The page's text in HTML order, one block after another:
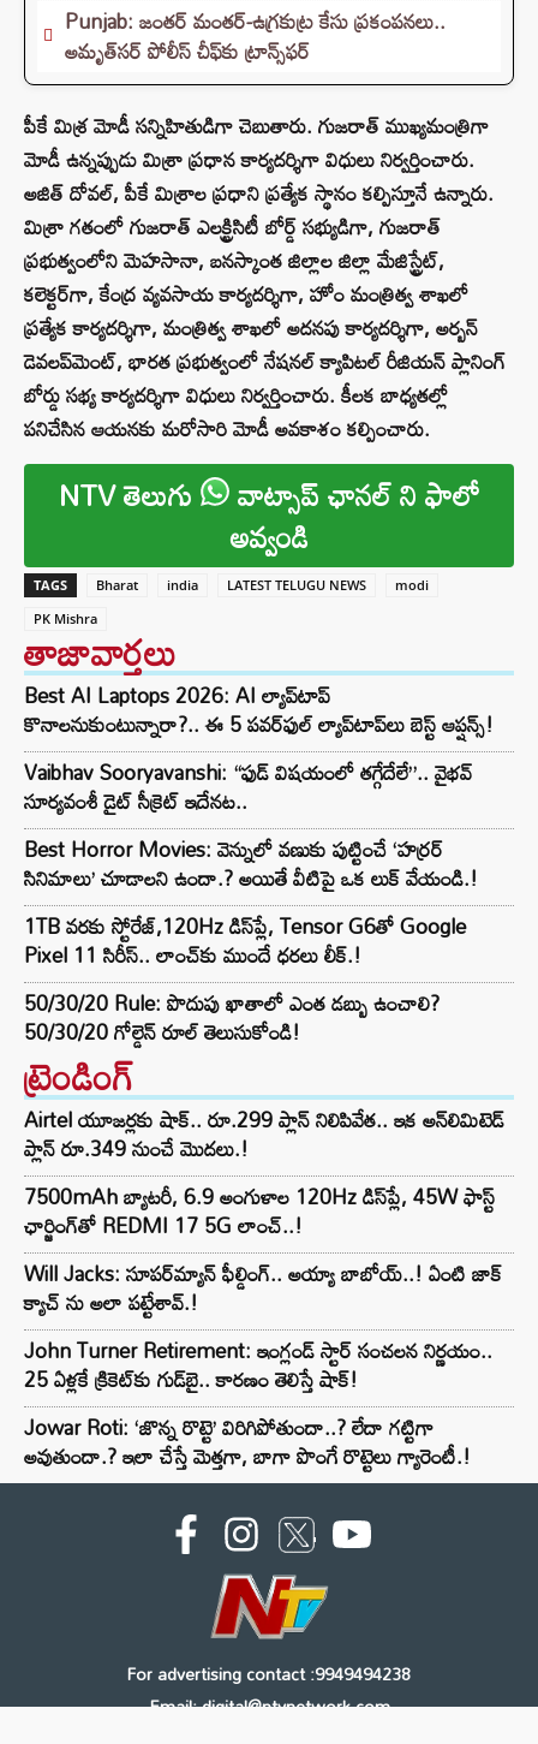
Punjab: జంతర్ మంతర్-ఉగ్రకుట్ర కేసు ప్రకంపనలు..
అమృత్‌సర్ పోలీస్ చీఫ్‌కు ట్రాన్స్‌ఫర్
పీకే మిశ్ర మోడీ సన్నిహితుడిగా చెబుతారు. గుజరాత్ ముఖ్యమంత్రిగా
మోడీ ఉన్నప్పుడు మిశ్రా ప్రధాన కార్యదర్శిగా విధులు నిర్వర్తించారు.
అజిత్ దోవల్, పీకే మిశ్రాల ప్రధాని ప్రత్యేక స్థానం కల్పిస్తూనే ఉన్నారు.
మిశ్రా గతంలో గుజరాత్ ఎలక్ట్రిసిటీ బోర్డ్ సభ్యుడిగా, గుజరాత్
ప్రభుత్వంలోని మెహసానా, బనస్కాంత జిల్లాల జిల్లా మేజిస్ట్రేట్,
కలెక్టర్‌గా, కేంద్ర వ్యవసాయ కార్యదర్శిగా, హోం మంత్రిత్వ శాఖలో
ప్రత్యేక కార్యదర్శిగా, మంత్రిత్వ శాఖలో అదనపు కార్యదర్శిగా, అర్బన్
డెవలప్‌మెంట్, భారత ప్రభుత్వంలో నేషనల్ క్యాపిటల్ రీజియన్ ప్లానింగ్
బోర్డు సభ్య కార్యదర్శిగా విధులు నిర్వర్తించారు. కీలక బాధ్యతల్లో
పనిచేసిన ఆయనకు మరోసారి మోడీ అవకాశం కల్పించారు.
NTV తెలుగు వాట్సాప్ ఛానల్ ని ఫాలో
అవ్వండి
TAGS Bharat india LATEST TELUGU NEWS
modi
PK Mishra
తాజావార్తలు
Best AI Laptops 2026: AI ల్యాప్‌టాప్
కొనాలనుకుంటున్నారా?.. ఈ 5 పవర్‌ఫుల్ ల్యాప్‌టాప్‌లు బెస్ట్ ఆప్షన్స్!
Vaibhav Sooryavanshi: “ఫుడ్ విషయంలో తగ్గేదేలే”.. వైభవ్
సూర్యవంశీ డైట్ సీక్రెట్ ఇదేనట..
Best Horror Movies: వెన్నులో వణుకు పుట్టించే ‘హర్రర్
సినిమాలు’ చూడాలని ఉందా.? అయితే వీటిపై ఒక లుక్ వేయండి.!
1TB వరకు స్టోరేజ్,120Hz డిస్‌ప్లే, Tensor G6తో Google
Pixel 11 సిరీస్.. లాంచ్⁭కు ముందే ధరలు లీక్.!
50/30/20 Rule: పొదుపు ఖాతాలో ఎంత డబ్బు ఉంచాలి?
50/30/20 గోల్డెన్ రూల్ తెలుసుకోండి!
ట్రెండింగ్‌
Airtel యూజర్లకు షాక్.. రూ.299 ప్లాన్ నిలిపివేత.. ఇక అన్‌లిమిటెడ్
ప్లాన్ రూ.349 నుంచే మొదలు.!
7500mAh బ్యాటరీ, 6.9 అంగుళాల 120Hz డిస్‌ప్లే, 45W ఫాస్ట్
ఛార్జింగ్‌తో REDMI 17 5G లాంచ్..!
Will Jacks: సూపర్‌మ్యాన్ ఫీల్డింగ్.. అయ్యా బాబోయ్..! ఏంటి జాక్
క్యాచ్ ను అలా పట్టేశావ్.!
John Turner Retirement: ఇంగ్లండ్ స్టార్ సంచలన నిర్ణయం..
25 ఏళ్లకే క్రికెట్‌కు గుడ్‌బై.. కారణం తెలిస్తే షాక్!
Jowar Roti: ‘జొన్న రొట్టె’ విరిగిపోతుందా..? లేదా గట్టిగా
అవుతుందా.? ఇలా చేస్తే మెత్తగా, బాగా పొంగే రొట్టెలు గ్యారెంటీ.!
For advertising contact :9949494238
Email: digital@ntvnetwork.com